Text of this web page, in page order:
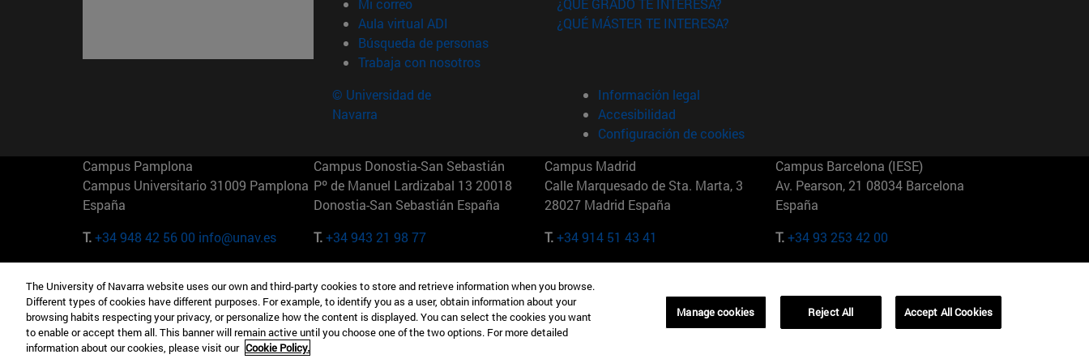
Mi correo
Aula virtual ADI (abre en nueva ventana)
Búsqueda de personas(abre en nueva ventana)
Trabaja con nosotros(abre en nueva ventana)
¿QUÉ GRADO TE INTERESA?
¿QUÉ MÁSTER TE INTERESA?
© Universidad de
Navarra
Información legal
Accesibilidad
Configuración de cookies
Campus Pamplona
Campus Universitario 31009 Pamplona
España
T.+34 948 42 56 00 info@unav.es
Campus Donostia-San Sebastián
Pº de Manuel Lardizabal 13 20018
Donostia-San Sebastián España
T.+34 943 21 98 77
Campus Madrid
Calle Marquesado de Sta. Marta, 3
28027 Madrid España
T.+34 914 51 43 41
Campus Barcelona (IESE)
Av. Pearson, 21 08034 Barcelona
España
T.+34 93 253 42 00
Camino del Cerro Águila 3 28023
Madrid España
T.+34 912 11 30 00
165 W 57th St 10019-2201 Nueva York
EE.UU
T.+1 646 346 8850
Maria-Theresia-Straße 15 81675
Múnich Alemania
T.+49 89 24209790
01321001 Bela Vista Brasil
The University of Navarra website uses our own and third-party cookies to store and retrieve information when you browse.
Different types of cookies have different purposes. For example, to identify you as a user, obtain information about your
browsing habits respecting your privacy, or personalize how the content is displayed. You can select the cookies you want
to enable or accept them all. This banner will remain active until you choose one of the two options. For more detailed
information about our cookies, please visit our Cookie Policy.
Manage cookies Reject All Accept All Cookies